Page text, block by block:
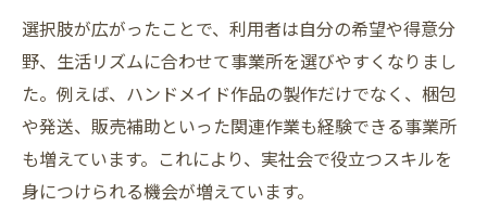
障害や体調に応じた就労継続支援B型活用の
コツ
就労継続支援B型でのサポート体制と安心感
について
ハンドメイド作業が続けやすい就労継続支
援B型の条件
選択肢が広がったことで、利用者は自分の希望や得意分
野、生活リズムに合わせて事業所を選びやすくなりまし
た。例えば、ハンドメイド作品の製作だけでなく、梱包
や発送、販売補助といった関連作業も経験できる事業所
も増えています。これにより、実社会で役立つスキルを
身につけられる機会が増えています。